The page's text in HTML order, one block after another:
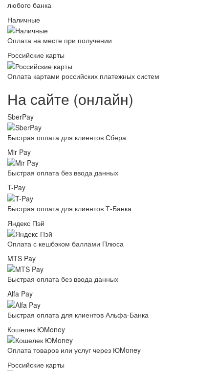
любого банка
Наличные
Оплата на месте при получении
Российские карты
Оплата картами российских платежных систем
На сайте (онлайн)
SberPay
Быстрая оплата для клиентов Сбера
Mir Pay
Быстрая оплата без ввода данных
T-Pay
Быстрая оплата для клиентов Т-Банка
Яндекс Пэй
Оплата с кешбэком баллами Плюса
MTS Pay
Быстрая оплата без ввода данных
Alfa Pay
Быстрая оплата для клиентов Альфа-Банка
Кошелек ЮMoney
Оплата товаров или услуг через ЮMoney
Российские карты